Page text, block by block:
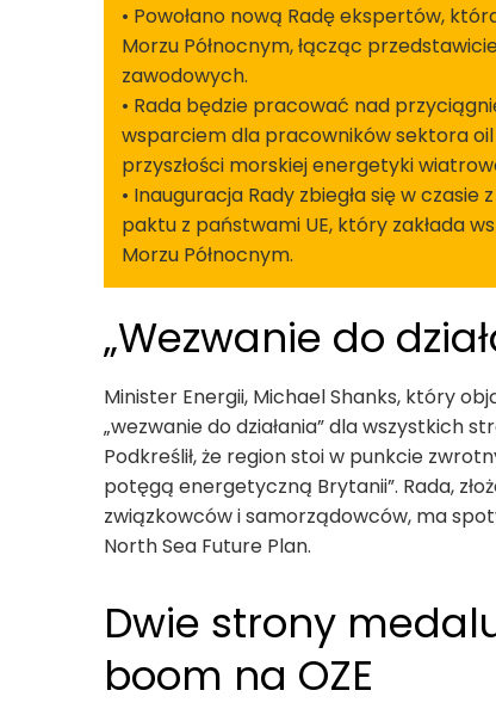
• Powołano nową Radę ekspertów,
Morzu Północnym, łącząc
zawodowych.
• Rada będzie pracować nad
wsparciem dla pracowników sektora
przyszłości morskiej energetyki
• Inauguracja Rady zbiegła się w
paktu z państwami UE, który zakłada
Morzu Północnym.
„Wezwanie do
Minister Energii, Michael Shanks, który
„wezwanie do działania” dla wszystkich
Podkreślił, że region stoi w punkcie
potęgą energetyczną Brytanii”. Rada,
związkowców i samorządowców, ma
North Sea Future Plan.
Dwie strony
boom na OZE